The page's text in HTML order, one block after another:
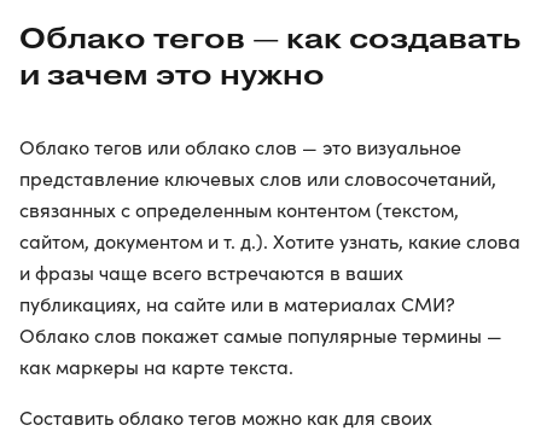
Облако тегов — как создавать
и зачем это нужно
Облако тегов или облако слов — это визуальное
представление ключевых слов или словосочетаний,
связанных с определенным контентом (текстом,
сайтом, документом и т. д.). Хотите узнать, какие слова
и фразы чаще всего встречаются в ваших
публикациях, на сайте или в материалах СМИ?
Облако слов покажет самые популярные термины —
как маркеры на карте текста.
Составить облако тегов можно как для своих